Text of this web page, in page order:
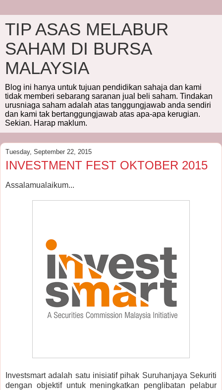
TIP ASAS MELABUR
SAHAM DI BURSA
MALAYSIA
Blog ini hanya untuk tujuan pendidikan sahaja dan kami
tidak memberi sebarang saranan jual beli saham. Tindakan
urusniaga saham adalah atas tanggungjawab anda sendiri
dan kami tak bertanggungjawab atas apa-apa kerugian.
Sekian. Harap maklum.
Tuesday, September 22, 2015
INVESTMENT FEST OKTOBER 2015
Assalamualaikum...
Investsmart adalah satu inisiatif pihak Suruhanjaya Sekuriti
dengan objektif untuk meningkatkan penglibatan pelabur